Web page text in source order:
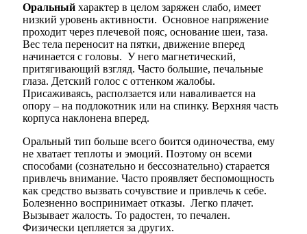
Оральный характер в целом заряжен слабо, имеет
низкий уровень активности. Основное напряжение
проходит через плечевой пояс, основание шеи, таза.
Вес тела переносит на пятки, движение вперед
начинается с головы. У него магнетический,
притягивающий взгляд. Часто большие, печальные
глаза. Детский голос с оттенком жалобы.
Присаживаясь, расползается или наваливается на
опору – на подлокотник или на спинку. Верхняя часть
корпуса наклонена вперед.
Оральный тип больше всего боится одиночества, ему
не хватает теплоты и эмоций. Поэтому он всеми
способами (сознательно и бессознательно) старается
привлечь внимание. Часто проявляет беспомощность
как средство вызвать сочувствие и привлечь к себе.
Болезненно воспринимает отказы. Легко плачет.
Вызывает жалость. То радостен, то печален.
Физически цепляется за других.